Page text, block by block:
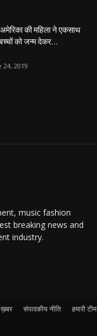
की महिला ने एकसाथ
को जन्म देकर...
24, 2019
music fashion
breaking news and
industry.
संपादकीय नीति हमारी टीम